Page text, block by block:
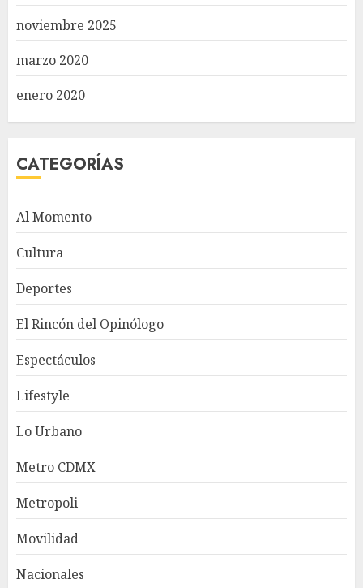
noviembre 2025
marzo 2020
enero 2020
CATEGORÍAS
Al Momento
Cultura
Deportes
El Rincón del Opinólogo
Espectáculos
Lifestyle
Lo Urbano
Metro CDMX
Metropoli
Movilidad
Nacionales